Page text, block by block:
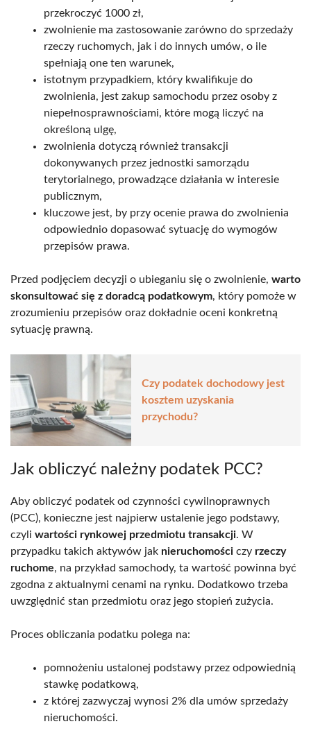
przekroczyć 1000 zł,
zwolnienie ma zastosowanie zarówno do sprzedaży
rzeczy ruchomych, jak i do innych umów, o ile
spełniają one ten warunek,
istotnym przypadkiem, który kwalifikuje do
zwolnienia, jest zakup samochodu przez osoby z
niepełnosprawnościami, które mogą liczyć na
określoną ulgę,
zwolnienia dotyczą również transakcji
dokonywanych przez jednostki samorządu
terytorialnego, prowadzące działania w interesie
publicznym,
kluczowe jest, by przy ocenie prawa do zwolnienia
odpowiednio dopasować sytuację do wymogów
przepisów prawa.
Przed podjęciem decyzji o ubieganiu się o zwolnienie, warto
skonsultować się z doradcą podatkowym, który pomoże w
zrozumieniu przepisów oraz dokładnie oceni konkretną
sytuację prawną.
Czy podatek dochodowy jest
kosztem uzyskania
przychodu?
Jak obliczyć należny podatek PCC?
Aby obliczyć podatek od czynności cywilnoprawnych
(PCC), konieczne jest najpierw ustalenie jego podstawy,
czyli wartości rynkowej przedmiotu transakcji. W
przypadku takich aktywów jak nieruchomości czy rzeczy
ruchome, na przykład samochody, ta wartość powinna być
zgodna z aktualnymi cenami na rynku. Dodatkowo trzeba
uwzględnić stan przedmiotu oraz jego stopień zużycia.
Proces obliczania podatku polega na:
pomnożeniu ustalonej podstawy przez odpowiednią
stawkę podatkową,
z której zazwyczaj wynosi 2% dla umów sprzedaży
nieruchomości.